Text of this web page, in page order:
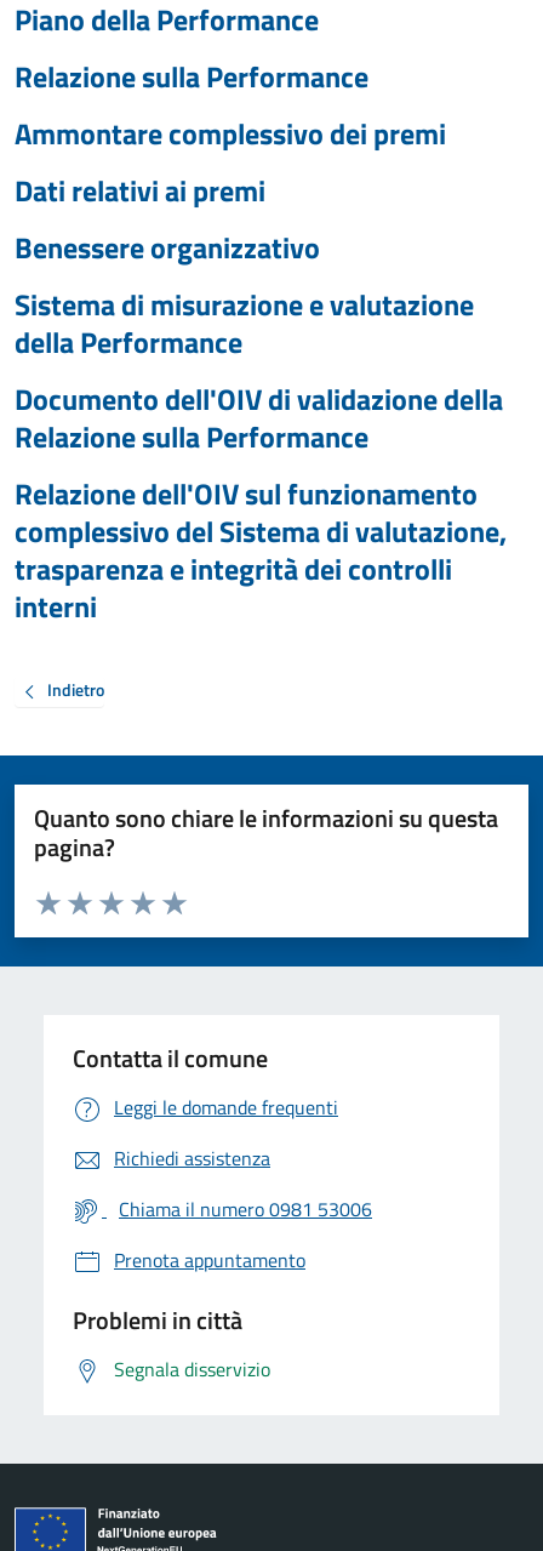
Piano della Performance
Relazione sulla Performance
Ammontare complessivo dei premi
Dati relativi ai premi
Benessere organizzativo
Sistema di misurazione e valutazione
della Performance
Documento dell'OIV di validazione della
Relazione sulla Performance
Relazione dell'OIV sul funzionamento
complessivo del Sistema di valutazione,
trasparenza e integrità dei controlli
interni
Indietro
Quanto sono chiare le informazioni su questa
pagina?
Valuta da 1 a 5 stelle la pagina
Valuta 5 stelle su 5
Valuta 4 stelle su 5
Valuta 3 stelle su 5
Valuta 2 stelle su 5
Valuta 1 stelle su 5
Contatta il comune
Leggi le domande frequenti
Richiedi assistenza
Chiama il numero 0981 53006
Prenota appuntamento
Problemi in città
Segnala disservizio